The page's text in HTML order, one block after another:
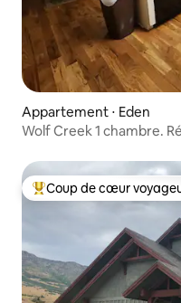
Appartement ⋅ Eden
Wolf Creek 1 chambre.
Coups de cœur
Coup de cœur